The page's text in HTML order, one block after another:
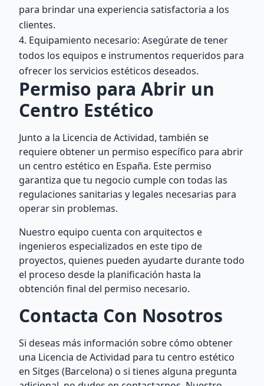
para brindar una experiencia satisfactoria a los
clientes.
4. Equipamiento necesario: Asegúrate de tener
todos los equipos e instrumentos requeridos para
ofrecer los servicios estéticos deseados.
Permiso para Abrir un
Centro Estético
Junto a la Licencia de Actividad, también se
requiere obtener un permiso específico para abrir
un centro estético en España. Este permiso
garantiza que tu negocio cumple con todas las
regulaciones sanitarias y legales necesarias para
operar sin problemas.
Nuestro equipo cuenta con arquitectos e
ingenieros especializados en este tipo de
proyectos, quienes pueden ayudarte durante todo
el proceso desde la planificación hasta la
obtención final del permiso necesario.
Contacta Con Nosotros
Si deseas más información sobre cómo obtener
una Licencia de Actividad para tu centro estético
en Sitges (Barcelona) o si tienes alguna pregunta